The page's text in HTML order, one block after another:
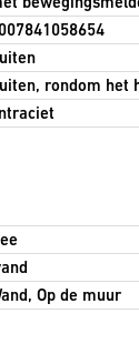
rondom het
Op de muur